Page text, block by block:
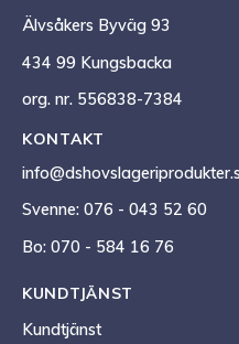
Älvsåkers Byväg 93
434 99 Kungsbacka
org. nr. 556838-7384
KONTAKT
Svenne: 076 - 043 52 60
Bo: 070 - 584 16 76
KUNDTJÄNST
Kundtjänst